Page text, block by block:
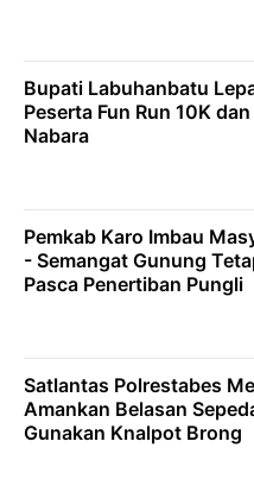
Bupati Labuhanbatu
Peserta Fun Run 10K
Nabara
Pemkab Karo Imbau
- Semangat Gunung
Pasca Penertiban Pungli
Satlantas Polrestabes
Amankan Belasan
Gunakan Knalpot Brong